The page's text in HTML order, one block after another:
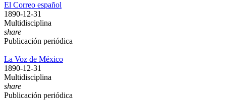
El Correo español
1890-12-31
Multidisciplina
share
Publicación periódica
La Voz de México
1890-12-31
Multidisciplina
share
Publicación periódica